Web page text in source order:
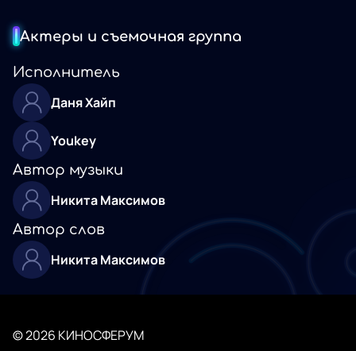
Актеры и съемочная группа
Исполнитель
Даня Хайп
Youkey
Автор музыки
Никита Максимов
Автор слов
Никита Максимов
© 2026 КИНОСФЕРУМ